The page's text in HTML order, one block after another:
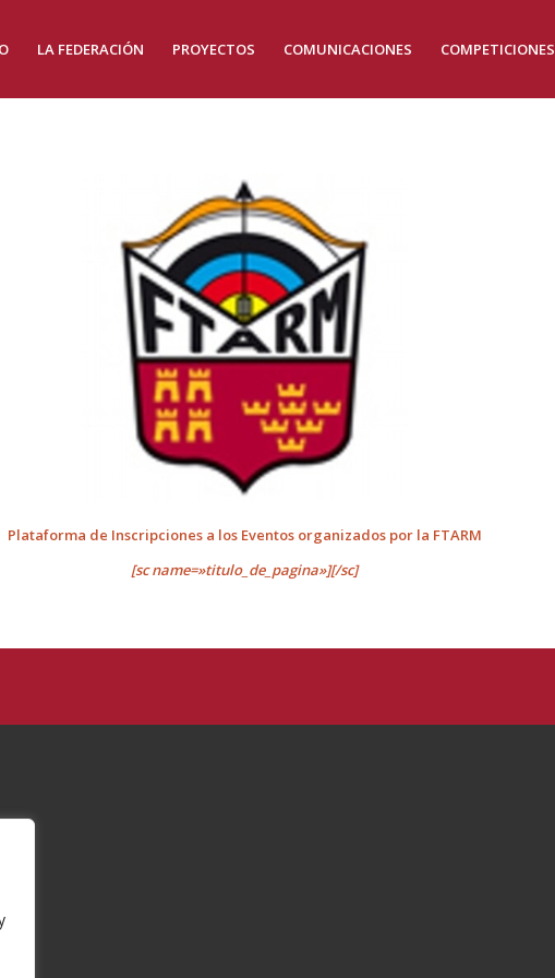
LA FEDERACIÓN PROYECTOS COMUNICACIONES COMPETICIONES
Plataforma de Inscripciones a los Eventos organizados por la FTARM
[sc name=»titulo_de_pagina»][/sc]